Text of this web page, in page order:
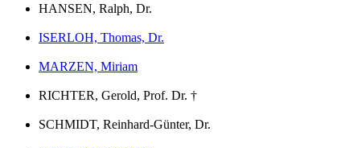
HANSEN, Ralph, Dr.
ISERLOH, Thomas, Dr.
MARZEN, Miriam
RICHTER, Gerold, Prof. Dr. †
SCHMIDT, Reinhard-Günter, Dr.